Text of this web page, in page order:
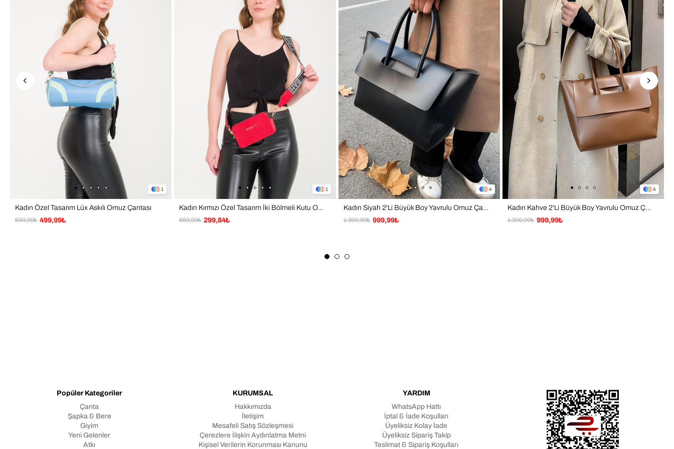
Not: Işık ve ekran ayarlarına bağlı olarak ürün renginde ±1 ton
farklılık görülebilir.
Tasarım ve üretim BAHELS markasına aittir.
1
Kadın Özel Tasarım Lüx Askılı Omuz Çantası
499,99₺
630,99₺
1
Kadın Kırmızı Özel Tasarım İki Bölmeli Kutu Omuz Çantası
299,84₺
680,99₺
4
Kadın Siyah 2'Li Büyük Boy Yavrulu Omuz Çanta
999,99₺
1.300,99₺
4
Kadın Kahve 2'Li Büyük Boy Yavrulu Omuz Çanta
999,99₺
1.300,99₺
Popüler Kategoriler
Çanta
Şapka & Bere
Giyim
Yeni Gelenler
Atkı
KURUMSAL
Hakkımızda
İletişim
Mesafeli Satış Sözleşmesi
Çerezlere İlişkin Aydınlatma Metni
Kişisel Verilerin Korunması Kanunu
YARDIM
WhatsApp Hattı
İptal & İade Koşulları
Üyeliksiz Kolay İade
Üyeliksiz Sipariş Takip
Teslimat & Sipariş Koşulları